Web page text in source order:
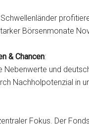
Börsenmonate
& Chancen:
Nebenwerte und
Nachholpotenzial in
Fokus. Der